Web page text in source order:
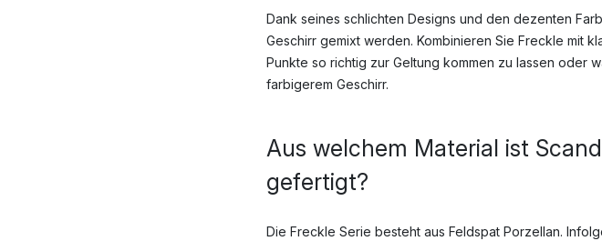
Dank seines schlichten Designs und den dezenten
Geschirr gemixt werden. Kombinieren Sie Freckle mit
Punkte so richtig zur Geltung kommen zu lassen oder
farbigerem Geschirr.
Aus welchem Material ist
gefertigt?
Die Freckle Serie besteht aus Feldspat Porzellan.